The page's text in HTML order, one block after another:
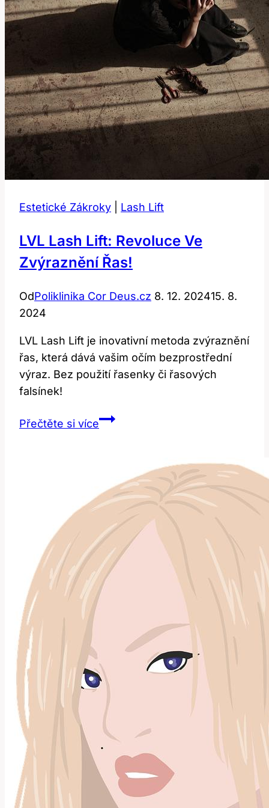
Estetické Zákroky Lash Lift
LVL Lash Lift: Revoluce Ve
Zvýraznění Řas!
OdPoliklinika Cor Deus.cz 8. 12. 202415. 8.
2024
LVL Lash Lift je inovativní metoda zvýraznění
řas, která dává vašim očím bezprostřední
výraz. Bez použití řasenky či řasových
falsínek!
Přečtěte si víceLVL
ve
Zvýraznění